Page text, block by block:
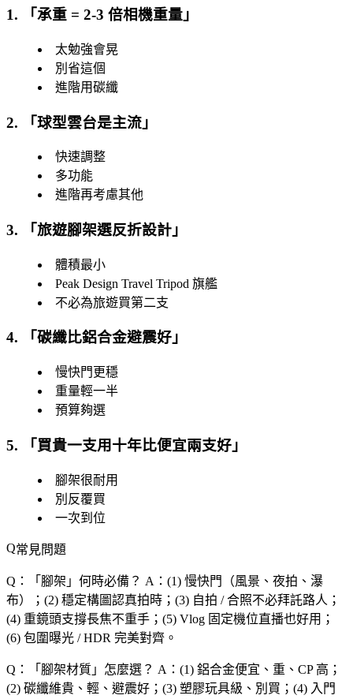
1. 「承重 = 2-3 倍相機重量 」
太勉強會晃
別省這個
進階用碳纖
2. 「球型雲台是主流 」
快速調整
多功能
進階再考慮其他
3. 「 旅遊腳架選反折設計 」
體積最小
Peak Design Travel Tripod 旗艦
不必為旅遊買第二支
4. 「碳纖比鋁合金避震好 」
慢快門更穩
重量輕一半
預算夠選
5. 「 買貴一支用十年比便宜兩支好 」
腳架很耐用
別反覆買
一次到位
常見問題
Q：「 腳架 」何時必備？ A：(1) 慢快門（風景、夜拍、瀑
布）；(2) 穩定構圖認真拍時；(3) 自拍 / 合照不必拜託路人；
(4) 重鏡頭支撐長焦不重手；(5) Vlog 固定機位直播也好用；
(6) 包圍曝光 / HDR 完美對齊。
Q：「 腳架材質 」怎麼選？ A：(1) 鋁合金便宜、重、CP 高；
(2) 碳纖維貴、輕、避震好；(3) 塑膠玩具級、別買；(4) 入門